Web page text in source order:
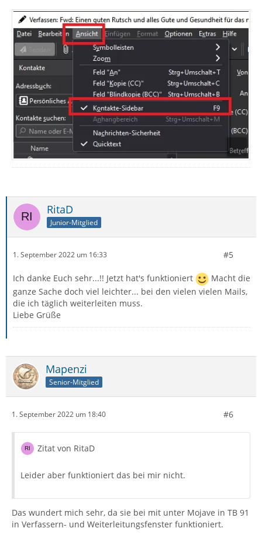
RitaD
Junior-Mitglied
1. September 2022 um 16:33 #5
Ich danke Euch sehr...!! Jetzt hat's funktioniert
Macht die
ganze Sache doch viel leichter... bei den vielen vielen Mails,
die ich täglich weiterleiten muss.
Liebe Grüße
Mapenzi
Senior-Mitglied
1. September 2022 um 18:40 #6
Zitat von RitaD
Leider aber funktioniert das bei mir nicht.
Das wundert mich sehr, da sie bei mit unter Mojave in TB 91
in Verfassern- und Weiterleitungsfenster funktioniert.